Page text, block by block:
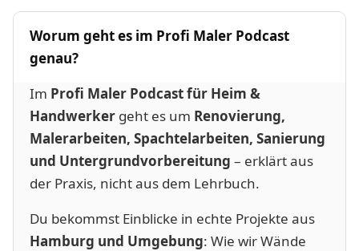
Worum geht es im Profi Maler Podcast
genau?
Im Profi Maler Podcast für Heim &
Handwerker geht es um Renovierung,
Malerarbeiten, Spachtelarbeiten, Sanierung
und Untergrundvorbereitung – erklärt aus
der Praxis, nicht aus dem Lehrbuch.
Du bekommst Einblicke in echte Projekte aus
Hamburg und Umgebung: Wie wir Wände